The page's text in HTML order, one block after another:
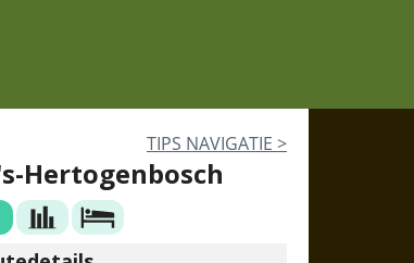
TIPS NAVIGATIE >